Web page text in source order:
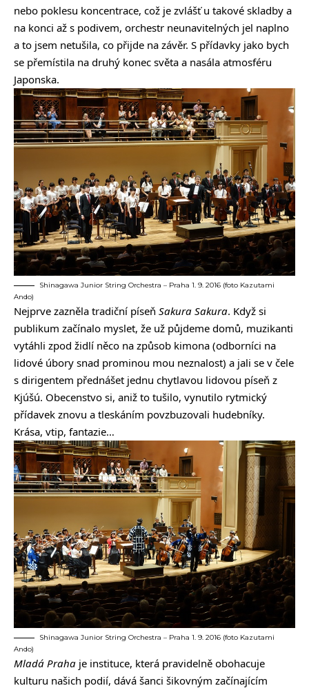
nebo poklesu koncentrace, což je zvlášť u takové skladby a
na konci až s podivem, orchestr neunavitelných jel naplno
a to jsem netušila, co přijde na závěr. S přídavky jako bych
se přemístila na druhý konec světa a nasála atmosféru
Japonska.
Shinagawa Junior String Orchestra – Praha 1. 9. 2016 (foto Kazutami
Ando)
Nejprve zazněla tradiční píseň Sakura Sakura. Když si
publikum začínalo myslet, že už půjdeme domů, muzikanti
vytáhli zpod židlí něco na způsob kimona (odborníci na
lidové úbory snad prominou mou neznalost) a jali se v čele
s dirigentem přednášet jednu chytlavou lidovou píseň z
Kjúšú. Obecenstvo si, aniž to tušilo, vynutilo rytmický
přídavek znovu a tleskáním povzbuzovali hudebníky.
Krása, vtip, fantazie…
Shinagawa Junior String Orchestra – Praha 1. 9. 2016 (foto Kazutami
Ando)
Mladá Praha je instituce, která pravidelně obohacuje
kulturu našich podií, dává šanci šikovným začínajícím